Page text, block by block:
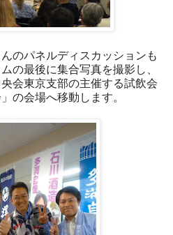
のパネルディスカッションも
の最後に集合写真を撮影し、
会東京支部の主催する試飲会
の会場へ移動します。